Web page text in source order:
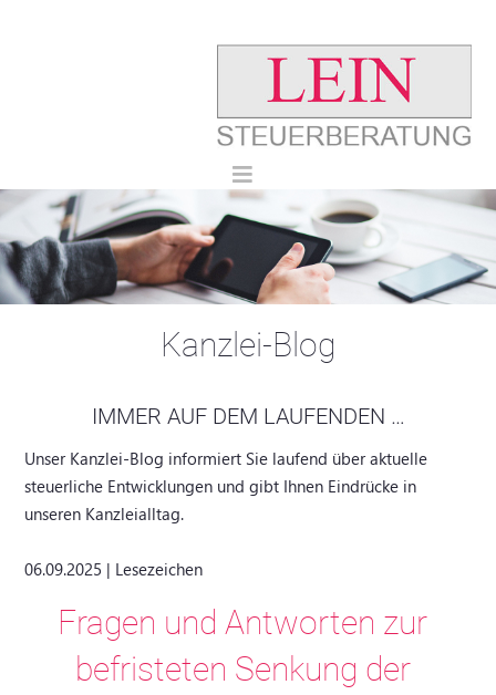
Kanzlei-Blog
IMMER AUF DEM LAUFENDEN …
Unser Kanzlei-Blog informiert Sie laufend über aktuelle
steuerliche Entwicklungen und gibt Ihnen Eindrücke in
unseren Kanzleialltag.
06.09.2025 | Lesezeichen
Fragen und Antworten zur
befristeten Senkung der